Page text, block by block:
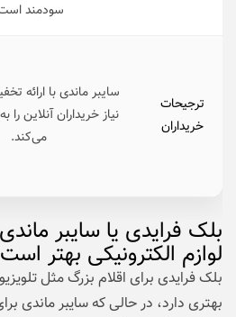
سودمند
ترجیحات
خریداران
سایبر ماندی با ارائه
نیاز خریداران آنلاین
می‌کند.
بلک فرایدی یا سایبر
لوازم الکترونیکی بهتر
بلک فرایدی برای اقلام بزرگ مثل
بهتری دارد، در حالی که سایبر ماندی